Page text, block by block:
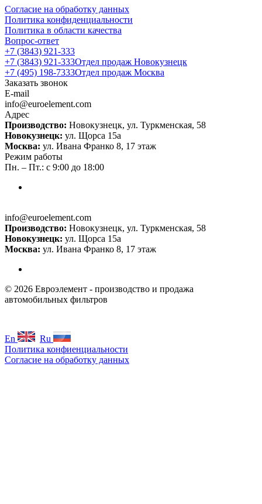
Согласие на обработку данных
Политика конфиденциальности
Политика в области качества
Вопрос-ответ
+7 (3843) 921-333
+7 (3843) 921-333Отдел продаж Новокузнецк
+7 (495) 198-7333Отдел продаж Москва
Заказать звонок
E-mail
info@euroelement.com
Адрес
Производство: Новокузнецк, ул. Туркменская, 58
Новокузнецк: ул. Щорса 15а
Москва: ул. Ивана Франко 8, 17 этаж
Режим работы
Пн. – Пт.: с 9:00 до 18:00
info@euroelement.com
Производство: Новокузнецк, ул. Туркменская, 58
Новокузнецк: ул. Щорса 15а
Москва: ул. Ивана Франко 8, 17 этаж
© 2026 Евроэлемент - производство и продажа
автомобильных фильтров
En
Ru
Политика конфиенциальности
Согласие на обработку данных